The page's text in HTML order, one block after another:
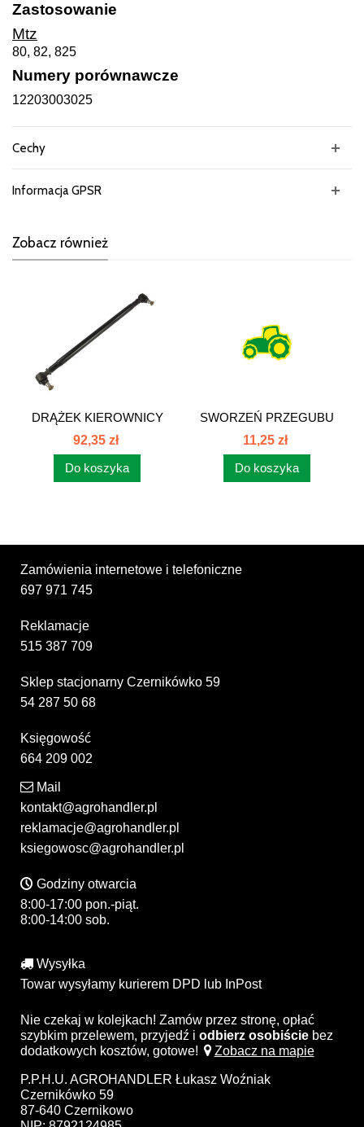
Zastosowanie
Mtz
80, 82, 825
Numery porównawcze
12203003025
Cechy
Informacja GPSR
Zobacz również
DRĄŻEK KIEROWNICY
KPL. MTZ...
92,35 zł
Do koszyka
SWORZEŃ PRZEGUBU
TS 1221 MTZ...
11,25 zł
Do koszyka
Zamówienia internetowe i telefoniczne
697 971 745
Reklamacje
515 387 709
Sklep stacjonarny Czernikówko 59
54 287 50 68
Księgowość
664 209 002
Mail
kontakt@agrohandler.pl
reklamacje@agrohandler.pl
ksiegowosc@agrohandler.pl
Godziny otwarcia
8:00-17:00 pon.-piąt.
8:00-14:00 sob.
Wysyłka
Towar wysyłamy kurierem DPD lub InPost
Nie czekaj w kolejkach! Zamów przez stronę, opłać
szybkim przelewem, przyjedź i odbierz osobiście bez
dodatkowych kosztów, gotowe!
Zobacz na mapie
P.P.H.U. AGROHANDLER Łukasz Woźniak
Czernikówko 59
87-640 Czernikowo